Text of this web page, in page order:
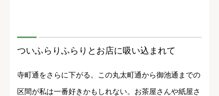
ついふらりふらりとお店に吸い込まれて
寺町通をさらに下がる。この丸太町通から御池通までの
区間が私は一番好きかもしれない。お茶屋さんや紙屋さ